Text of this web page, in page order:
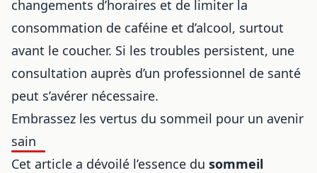
changements d’horaires et de limiter la
consommation de caféine et d’alcool, surtout
avant le coucher. Si les troubles persistent, une
consultation auprès d’un professionnel de santé
peut s’avérer nécessaire.
Embrassez les vertus du sommeil pour un avenir
sain
Cet article a dévoilé l’essence du sommeil